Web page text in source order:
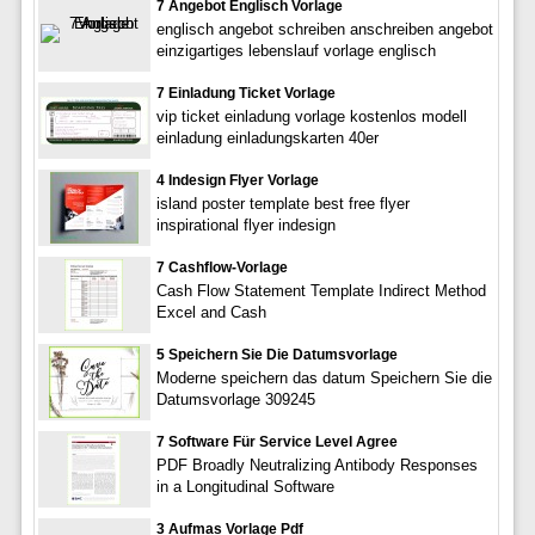
7 Angebot Englisch Vorlage
englisch angebot schreiben anschreiben angebot
einzigartiges lebenslauf vorlage englisch
7 Einladung Ticket Vorlage
vip ticket einladung vorlage kostenlos modell
einladung einladungskarten 40er
4 Indesign Flyer Vorlage
island poster template best free flyer
inspirational flyer indesign
7 Cashflow-Vorlage
Cash Flow Statement Template Indirect Method
Excel and Cash
5 Speichern Sie Die Datumsvorlage
Moderne speichern das datum Speichern Sie die
Datumsvorlage 309245
7 Software Für Service Level Agree
PDF Broadly Neutralizing Antibody Responses
in a Longitudinal Software
3 Aufmas Vorlage Pdf